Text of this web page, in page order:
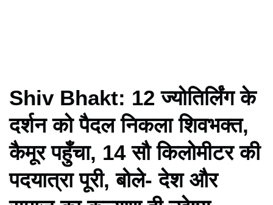
Shiv Bhakt: 12 ज्योतिर्लिंग के
दर्शन को पैदल निकला शिवभक्त,
कैमूर पहुँचा, 14 सौ किलोमीटर की
पदयात्रा पूरी, बोले- देश और